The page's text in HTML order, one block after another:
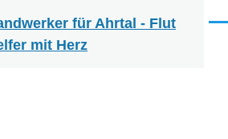
für Ahrtal - Flut
mit Herz